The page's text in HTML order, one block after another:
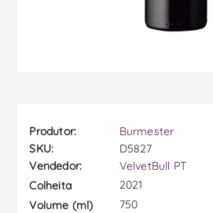
Produtor:
Burmester
SKU:
D5827
Vendedor:
VelvetBull PT
Colheita
2021
Volume (ml)
750